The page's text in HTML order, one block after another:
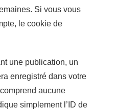
Si vous vous
le cookie de
une publication, un
enregistré dans votre
aucune
simplement l’ID de